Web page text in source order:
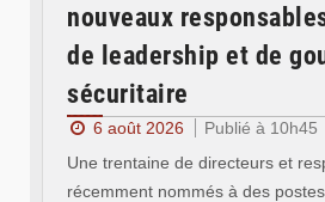
nouveaux
de leadership et de
sécuritaire
6 août 2026
Publié à 10h45
Une trentaine de directeurs et
récemment nommés à des